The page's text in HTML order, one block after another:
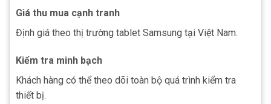
Giá thu mua cạnh tranh
Định giá theo thị trường tablet Samsung tại Việt Nam.
Kiểm tra minh bạch
Khách hàng có thể theo dõi toàn bộ quá trình kiểm tra
thiết bị.